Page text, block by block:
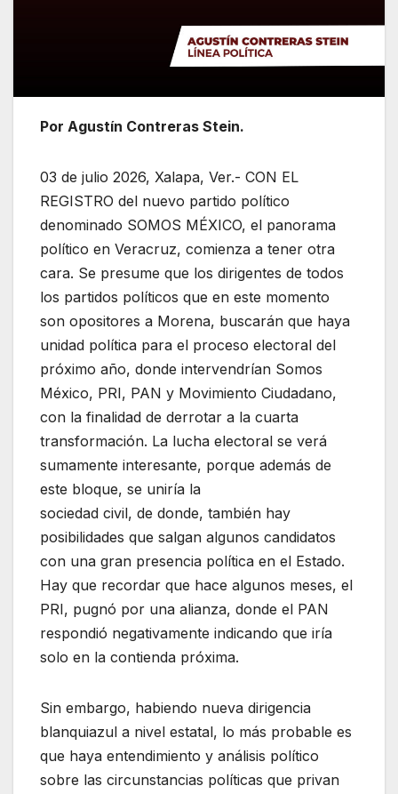
Por Agustín Contreras Stein.
03 de julio 2026, Xalapa, Ver.- CON EL
REGISTRO del nuevo partido político
denominado SOMOS MÉXICO, el panorama
político en Veracruz, comienza a tener otra
cara. Se presume que los dirigentes de todos
los partidos políticos que en este momento
son opositores a Morena, buscarán que haya
unidad política para el proceso electoral del
próximo año, donde intervendrían Somos
México, PRI, PAN y Movimiento Ciudadano,
con la finalidad de derrotar a la cuarta
transformación. La lucha electoral se verá
sumamente interesante, porque además de
este bloque, se uniría la
sociedad civil, de donde, también hay
posibilidades que salgan algunos candidatos
con una gran presencia política en el Estado.
Hay que recordar que hace algunos meses, el
PRI, pugnó por una alianza, donde el PAN
respondió negativamente indicando que iría
solo en la contienda próxima.
Sin embargo, habiendo nueva dirigencia
blanquiazul a nivel estatal, lo más probable es
que haya entendimiento y análisis político
sobre las circunstancias políticas que privan